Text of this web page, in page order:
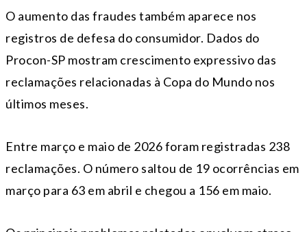
O aumento das fraudes também aparece nos
registros de defesa do consumidor. Dados do
Procon-SP mostram crescimento expressivo das
reclamações relacionadas à Copa do Mundo nos
últimos meses.
Entre março e maio de 2026 foram registradas 238
reclamações. O número saltou de 19 ocorrências em
março para 63 em abril e chegou a 156 em maio.